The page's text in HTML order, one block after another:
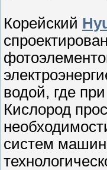
Корейский
водой, где
Кислород
систем